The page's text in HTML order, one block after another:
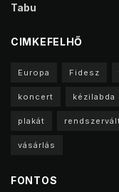
Tabu
CIMKEFELHŐ
Europa Fidesz
koncert kézilabda
plakát
vásárlás
FONTOS